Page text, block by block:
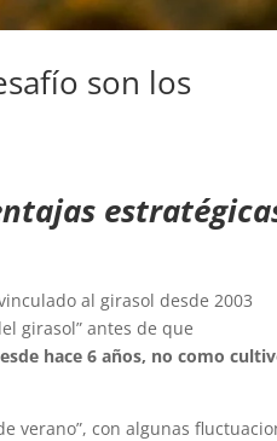
son los
al girasol desde 2003
girasol” antes de que
hace 6 años, no como
verano”, con algunas